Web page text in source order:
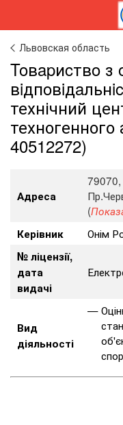
Львовская область
Toвapиcтвo
технічний
40512272)
Адреса
79070,
(
Керівник
Онім
№ ліцензії,
дата
видачі
Вид
діяльності